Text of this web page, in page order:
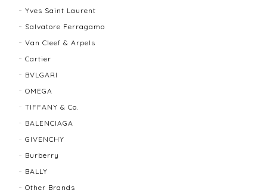
迅速に対応してくださり、ありがとうございます。 品
物の状態も良く、満足しております🥰 また機会があり
ましたらよろしくお願いします！
Yves Saint Laurent
Salvatore Ferragamo
Van Cleef & Arpels
Cartier
BVLGARI
OMEGA
TIFFANY & Co.
BALENCIAGA
GIVENCHY
Burberry
BALLY
Other Brands